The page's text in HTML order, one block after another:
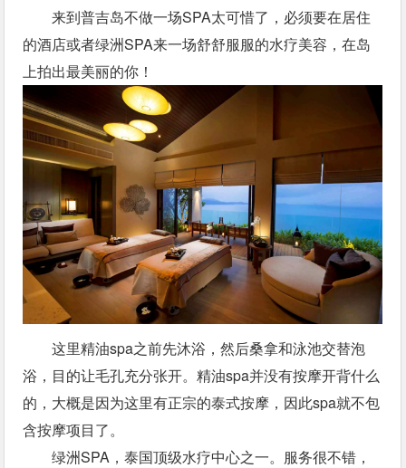
来到普吉岛不做一场SPA太可惜了，必须要在居住
的酒店或者绿洲SPA来一场舒舒服服的水疗美容，在岛
上拍出最美丽的你！
这里精油spa之前先沐浴，然后桑拿和泳池交替泡
浴，目的让毛孔充分张开。精油spa并没有按摩开背什么
的，大概是因为这里有正宗的泰式按摩，因此spa就不包
含按摩项目了。
绿洲SPA，泰国顶级水疗中心之一。服务很不错，